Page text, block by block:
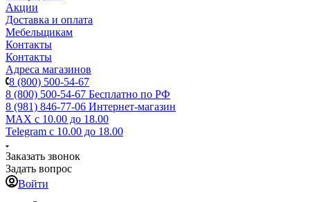
Акции
Доставка и оплата
Мебельщикам
Контакты
Контакты
Адреса магазинов
8 (800) 500-54-67
8 (800) 500-54-67 Бесплатно по РФ
8 (981) 846-77-06 Интернет-магазин
MAX с 10.00 до 18.00
Telegram с 10.00 до 18.00
Заказать звонок
Задать вопрос
Войти